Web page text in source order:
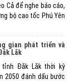
Cả để nghe báo cáo,
bộ cao tốc Phú Yên
gian phát triển và
Lắk
tỉnh Đắk Lắk thời kỳ
2050 đánh dấu bước